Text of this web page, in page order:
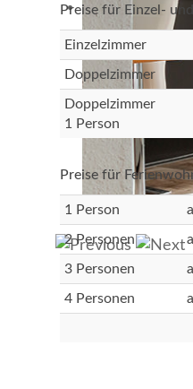
Preise für Einzel-
Einzelzimmer
Doppelzimmer
Doppelzimmer
1 Person
Preise für
1 Person
2 Personen
3 Personen
4 Personen